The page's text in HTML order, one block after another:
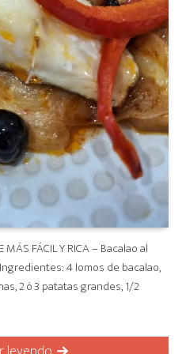
MÁS FÁCIL Y RICA – Bacalao al
4 lomos de bacalao,
2 ó 3 patatas grandes, 1/2